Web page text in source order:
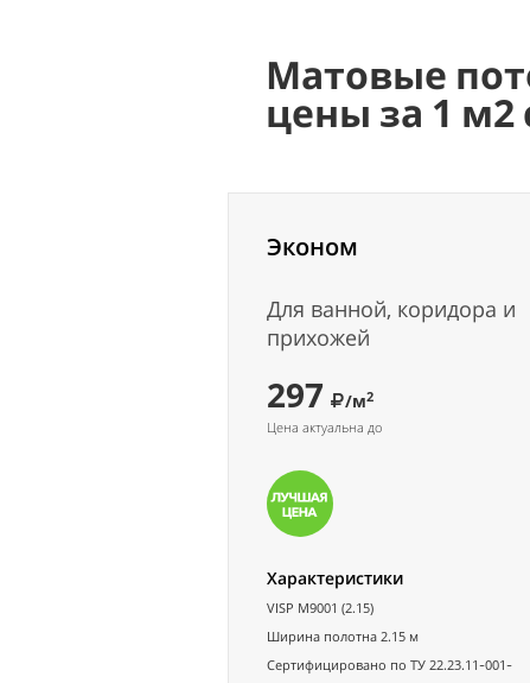
Матовые
цены за 1 м2
Эконом
Для ванной, коридора и
прихожей
297 /м2
Цена актуальна до
Характеристики
VISP M9001 (2.15)
Ширина полотна 2.15 м
Сертифицировано по ТУ 22.23.11-001-